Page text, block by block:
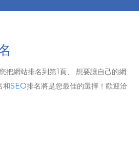
把網站排名到第1頁、 想要讓自己的網
和SEO排名將是您最佳的選擇！歡迎洽